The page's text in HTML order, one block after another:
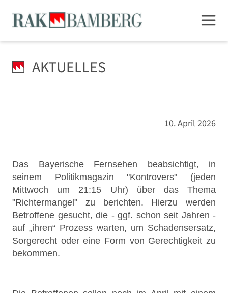
AKTUELLES
10. April 2026
Das Bayerische Fernsehen beabsichtigt, in
seinem Politikmagazin "Kontrovers" (jeden
Mittwoch um 21:15 Uhr) über das Thema
"Richtermangel" zu berichten. Hierzu werden
Betroffene gesucht, die - ggf. schon seit Jahren -
auf „ihren“ Prozess warten, um Schadensersatz,
Sorgerecht oder eine Form von Gerechtigkeit zu
bekommen.